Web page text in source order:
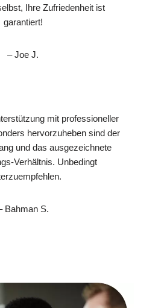
Ihre Zufriedenheit ist
garantiert!
– Joe J.
mit professioneller
hervorzuheben sind der
und das ausgezeichnete
Verhältnis. Unbedingt
Bahman S.